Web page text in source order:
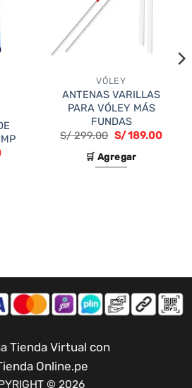
VÓLEY
ANTENAS VARILLAS
PARA VÓLEY MÁS
FUNDAS
S/299.00 El
precio
original
era:
S/189.00El
🛒 Agregar
Tienda Virtual con
Online.pe
© 2026